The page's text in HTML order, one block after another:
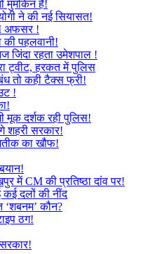
मुमकिन है!
ने की नई सियासत!
अफसर !
की पहलवानी!
जिंदा रहता उमेशपाल !
ट्वीट, हरकत में पुलिस
तो कही टैक्स फ्री!
!
मूक दर्शक रही पुलिस!
शहरी सरकार!
का खौफ!
में CM की प्रतिष्ठा दांव पर!
कई दलों की नींद
कौन?
ठग!